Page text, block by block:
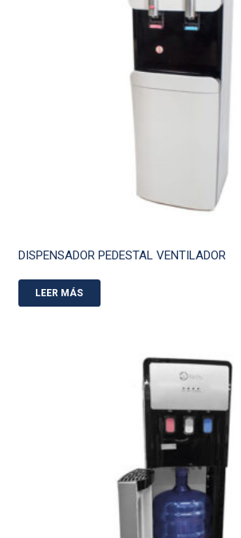
DISPENSADOR PEDESTAL VENTILADOR
LEER MÁS